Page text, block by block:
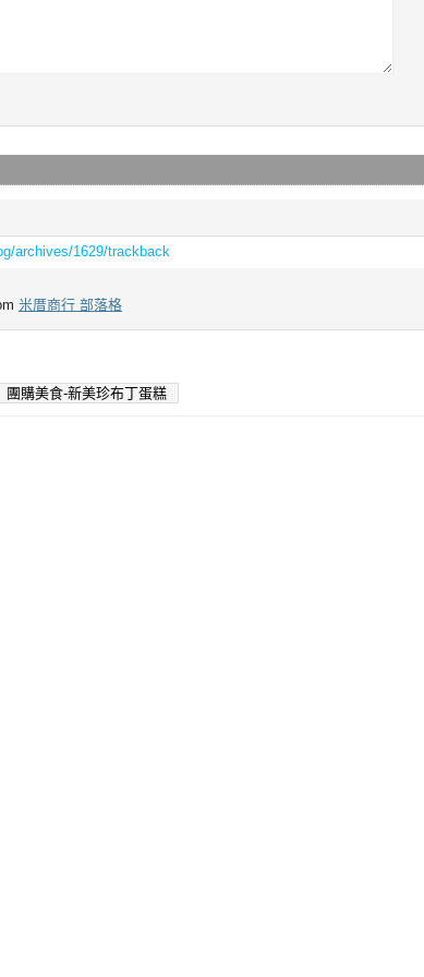
archives/1629/trackback
米厝商行 部落格
團購美食-新美珍布丁蛋糕